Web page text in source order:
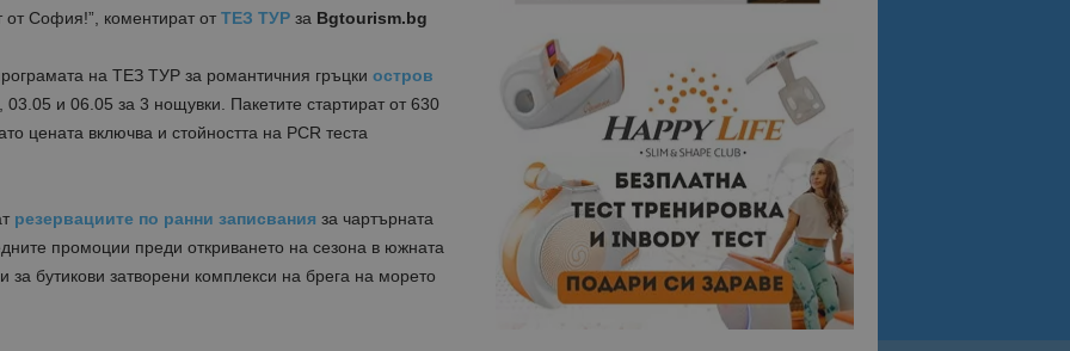
от София!”, коментират от ТЕЗ ТУРза Bgtourism.bg
на ТЕЗ ТУР за романтичния гръцки остров
и 06.05 за 3 нощувки. Пакетите стартират от 630
цената включва и стойността на PCR теста
резервациите по ранни записвания за чартърната
промоции преди откриването на сезона в южната
за бутикови затворени комплекси на брега на морето